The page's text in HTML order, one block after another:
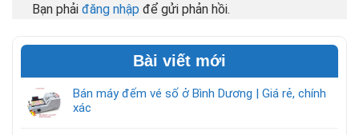
Bạn phải đăng nhập để gửi phản hồi.
Bài viết mới
Bán máy đếm vé số ở Bình Dương | Giá rẻ, chính
xác